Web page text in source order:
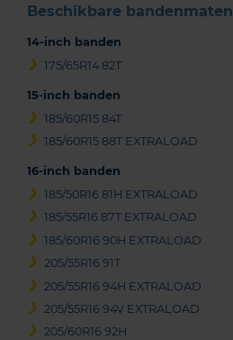
Beschikbare bandenmaten
14-inch banden
175/65R14 82T
15-inch banden
185/60R15 84T
185/60R15 88T EXTRALOAD
16-inch banden
185/50R16 81H EXTRALOAD
185/55R16 87T EXTRALOAD
185/60R16 90H EXTRALOAD
205/55R16 91T
205/55R16 94H EXTRALOAD
205/55R16 94V EXTRALOAD
205/60R16 92H